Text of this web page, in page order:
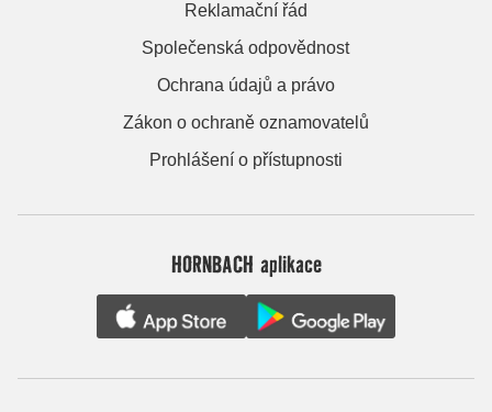
Reklamační řád
Společenská odpovědnost
Ochrana údajů a právo
Zákon o ochraně oznamovatelů
Prohlášení o přístupnosti
HORNBACH aplikace